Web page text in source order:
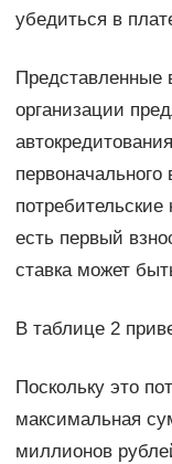
убедиться в
Представленные
организации
есть первый
ставка может
В таблице 2
Поскольку это
максимальная
миллионов